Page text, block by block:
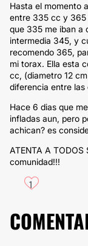
Hasta el momento
entre 335 cc y 365
que 335 me iban a
intermedia 345, y
recomendo 365,
mi torax. Ella esta
cc, (diametro 12
diferencia entre las
Hace 6 dias que
infladas aun, pero
achican? es
ATENTA A TODOS
comunidad!!!
1